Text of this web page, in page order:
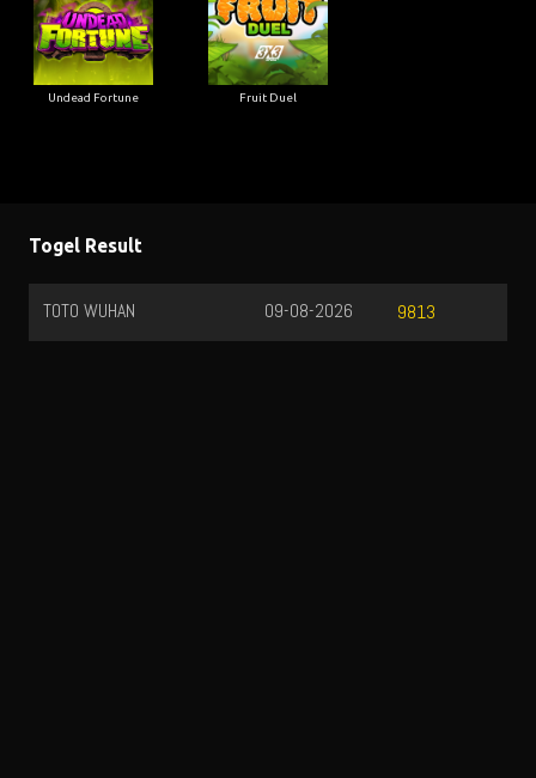
Undead Fortune Fruit Duel
Togel Result
TOTO WUHAN 9813
09-08-2026